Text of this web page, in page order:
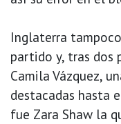
Inglaterra
partido y, tras dos
Camila Vázquez,
destacadas hasta
fue Zara Shaw la